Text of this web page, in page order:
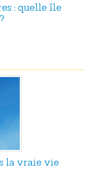
: quelle île
la vraie vie